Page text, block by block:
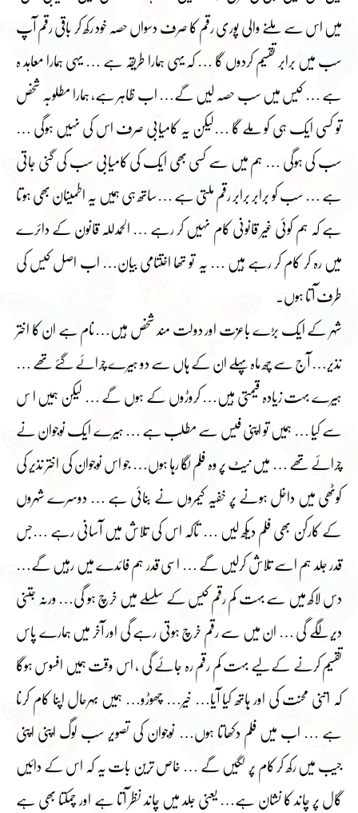
میں اس سے ملنے والی پوری رقم کا صرف دسواں حصہ خود رکھ کر باقی رقم آپ
سب میں برابر تقسیم کردوں گا … کہ یہی ہمارا طریقہ ہے … یہی ہمارا معاہد ہ
ہے … کیس میں سب حصہ لیں گے… اب ظاہر ہے، ہمارا مطلوبہ شخص
تو کسی ایک ہی کو ملے گا …لیکن یہ کامیابی صرف اس کی نہیں ہوگی …
سب کی ہوگی … ہم میں سے کسی بھی ایک کی کامیابی سب کی گنی جاتی
ہے … سب کو برابر برابر رقم ملتی ہے …ساتھ ہی ہمیں یہ اطمینان بھی ہوتا
ہے کہ ہم کوئی غیر قانونی کام نہیں کر رہے … الحمدللہ قانون کے دائرے
میں رہ کر کام کر رہے ہیں … یہ تو تھا اختتامی بیان… اب اصل کیس کی
طرف آتا ہوں۔
شہر کے ایک بڑے باعزت اور دولت مند شخص ہیں…نام ہے ان کا اختر
نذیر… آج سے چھ ماہ پہلے ان کے ہاں سے دو ہیرے چرائے گئے تھے …
ہیرے بہت زیادہ قیمتی ہیں… کروڑوں کے ہوں گے … لیکن ہمیں ا س
سے کیا … ہمیں تو اپنی فیس سے مطلب ہے … ہیرے ایک نوجوان نے
چرائے تھے … میں نیٹ پر وہ فلم لگا رہا ہوں… جو اس نوجوان کی اختر نذیر کی
کوٹھی میں داخل ہونے پر خفیہ کیمروں نے بنائی ہے … دوسرے شہروں
کے کارکن بھی فلم دیکھ لیں … تاکہ اس کی تلاش میں آسانی رہے …جس
قدر جلد ہم اسے تلاش کرلیں گے … اسی قدر ہم فائدے میں رہیں گے…
دس لاکھ میں سے بہت کم رقم کیس کے سلسلے میں خرچ ہو گی… ورنہ جتنی
دیر لگے گی … ان میں سے رقم خرچ ہوتی رہے گی اور آخر میں ہمارے پاس
تقسیم کرنے کے لیے بہت کم رقم رہ جائے گی ، اس وقت ہمیں افسوس ہوگا
کہ اتنی محنت کی اور ہاتھ کیا آیا… خیر… چھوڑو… ہمیں بہرحال اپنا کام کرنا
ہے … اب میں فلم دکھاتا ہوں… نوجوان کی تصویر سب لوگ اپنی اپنی
جیب میں رکھ کر کام پر لگیں گے … خاص ترین بات یہ کہ اس کے دائیں
گال پر چاند کا نشان ہے… یعنی جلد میں چاند نظر آتا ہے اور چمکتا بھی ہے